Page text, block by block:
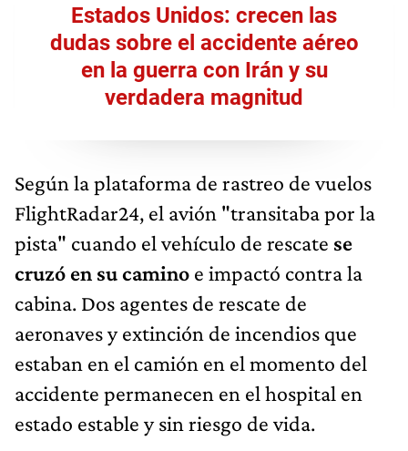
Estados Unidos: crecen las
dudas sobre el accidente aéreo
en la guerra con Irán y su
verdadera magnitud
Según la plataforma de rastreo de vuelos
FlightRadar24, el avión "transitaba por la
pista" cuando el vehículo de rescate se
cruzó en su camino e impactó contra la
cabina. Dos agentes de rescate de
aeronaves y extinción de incendios que
estaban en el camión en el momento del
accidente permanecen en el hospital en
estado estable y sin riesgo de vida.